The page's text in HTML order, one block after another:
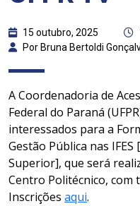
15 outubro, 2025
Por Bruna Bertoldi
A Coordenadoria de
Federal do Paraná
interessados para a
Gestão Pública nas
Superior], que será
Centro Politécnico, com
Inscrições aqui.